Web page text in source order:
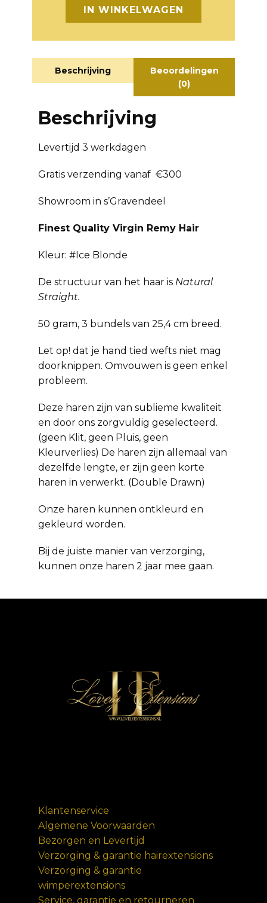
IN WINKELWAGEN
Beschrijving
Beoordelingen
(0)
Beschrijving
Levertijd 3 werkdagen
Gratis verzending vanaf €300
Showroom in s’Gravendeel
Finest Quality Virgin Remy Hair
Kleur: #Ice Blonde
De structuur van het haar is Natural
Straight.
50 gram, 3 bundels van 25,4 cm breed.
Let op! dat je hand tied wefts niet mag
doorknippen. Omvouwen is geen enkel
probleem.
Deze haren zijn van sublieme kwaliteit
en door ons zorgvuldig geselecteerd.
(geen Klit, geen Pluis, geen
Kleurverlies) De haren zijn allemaal van
dezelfde lengte, er zijn geen korte
haren in verwerkt. (Double Drawn)
Onze haren kunnen ontkleurd en
gekleurd worden.
Bij de juiste manier van verzorging,
kunnen onze haren 2 jaar mee gaan.
Klantenservice
Algemene Voorwaarden
Bezorgen en Levertijd
Verzorging & garantie hairextensions
Verzorging & garantie
wimperextensions
Service, garantie en retourneren